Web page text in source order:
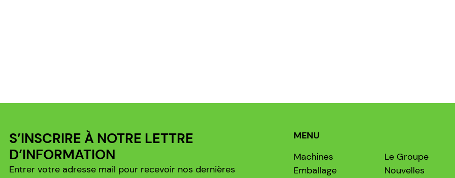
S’INSCRIRE À NOTRE LETTRE
D’INFORMATION
Entrer votre adresse mail pour recevoir nos dernières
MENU
Machines
Emballage
Le Groupe
Nouvelles